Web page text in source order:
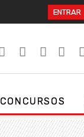
ENTRAR
CONCURSOS